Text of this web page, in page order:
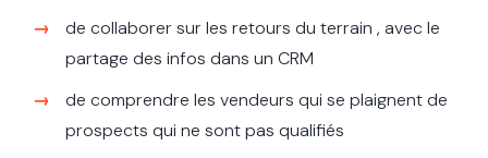
de collaborer sur les retours du terrain , avec le
partage des infos dans un CRM
de comprendre les vendeurs qui se plaignent de
prospects qui ne sont pas qualifiés